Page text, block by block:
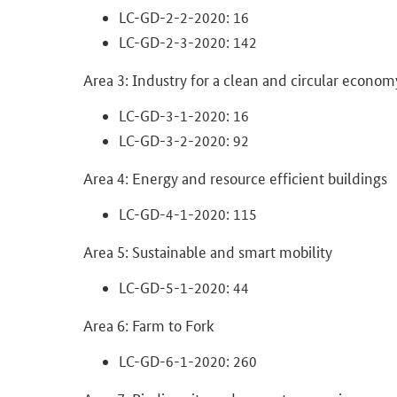
LC-​GD-2-2-2020: 16
LC-​GD-2-3-2020: 142
Area 3: In­dus­try for a clean and cir­cu­lar
LC-​GD-3-1-2020: 16
LC-​GD-3-2-2020: 92
Area 4: En­er­gy and re­sour­ce ef­fi­ci­ent buil­dings
LC-​GD-4-1-2020: 115
Area 5: Sus­tain­able and smart mo­bi­li­ty
LC-​GD-5-1-2020: 44
Area 6: Farm to Fork
LC-​GD-6-1-2020: 260